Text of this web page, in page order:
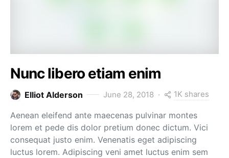
Nunc libero etiam enim
Elliot Alderson June 28, 2018 1K shares
Aenean eleifend ante maecenas pulvinar montes
lorem et pede dis dolor pretium donec dictum. Vici
consequat justo enim. Venenatis eget adipiscing
luctus lorem. Adipiscing veni amet luctus enim sem